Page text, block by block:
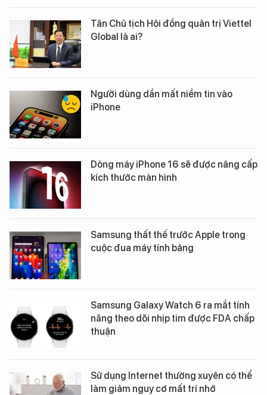
Tân Chủ tịch Hội đồng quản trị Viettel
Global là ai?
Người dùng dần mất niềm tin vào
iPhone
Dòng máy iPhone 16 sẽ được nâng cấp
kích thước màn hình
Samsung thất thế trước Apple trong
cuộc đua máy tính bảng
Samsung Galaxy Watch 6 ra mắt tính
năng theo dõi nhịp tim được FDA chấp
thuận
Sử dụng Internet thường xuyên có thể
làm giảm nguy cơ mất trí nhớ